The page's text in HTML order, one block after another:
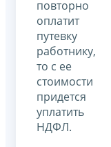
повторно
оплатит
путевку
работнику,
то с ее
стоимости
придется
уплатить
НДФЛ.